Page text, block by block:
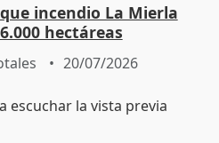
incendio La Mierla
hectáreas
20/07/2026